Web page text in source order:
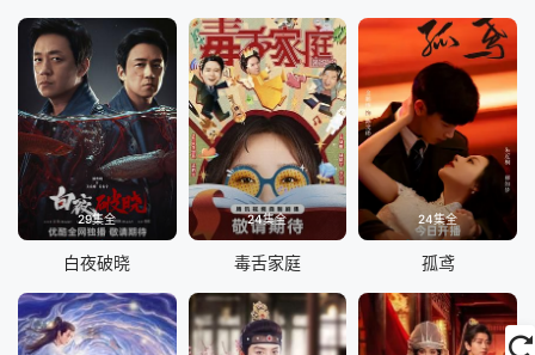
29集全
白夜破晓
24集全
毒舌家庭
24集全
孤鸢